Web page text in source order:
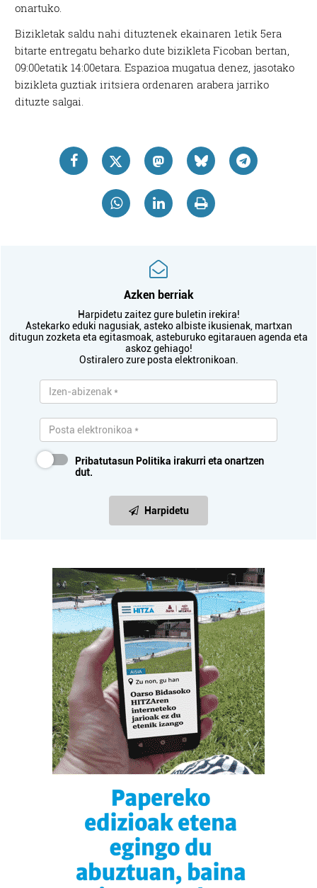
onartuko.
Bizikletak saldu nahi dituztenek ekainaren 1etik 5era
bitarte entregatu beharko dute bizikleta Ficoban bertan,
09:00etatik 14:00etara. Espazioa mugatua denez, jasotako
bizikleta guztiak iritsiera ordenaren arabera jarriko
dituzte salgai.
Azken berriak
Harpidetu zaitez gure buletin irekira!
Astekarko eduki nagusiak, asteko albiste ikusienak, martxan
ditugun zozketa eta egitasmoak, asteburuko egitarauen agenda eta
askoz gehiago!
Ostiralero zure posta elektronikoan.
Pribatutasun Politika irakurri eta onartzen
dut.
Harpidetu